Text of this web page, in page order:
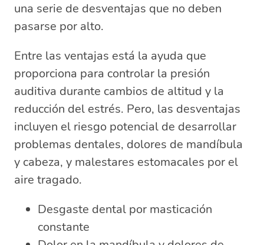
una serie de desventajas que no deben
pasarse por alto.
Entre las ventajas está la ayuda que
proporciona para controlar la presión
auditiva durante cambios de altitud y la
reducción del estrés. Pero, las desventajas
incluyen el riesgo potencial de desarrollar
problemas dentales, dolores de mandíbula
y cabeza, y malestares estomacales por el
aire tragado.
Desgaste dental por masticación
constante